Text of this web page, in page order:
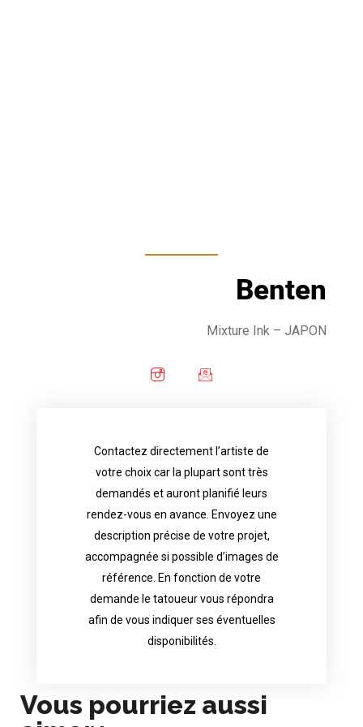
Benten
Mixture Ink – JAPON
Contactez directement l’artiste de
votre choix car la plupart sont très
demandés et auront planifié leurs
rendez-vous en avance. Envoyez une
description précise de votre projet,
accompagnée si possible d’images de
référence. En fonction de votre
demande le tatoueur vous répondra
afin de vous indiquer ses éventuelles
disponibilités.
Contact directly the artist of your
choice because most are in great
appointments in advance. Send an
accurate description of your project, if
possible attached with reference
images. Depending your request, the
tattoo artist will answer to tell you his
Vous pourriez aussi